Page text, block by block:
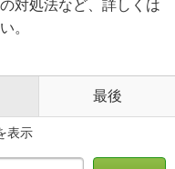
対処法など、詳しくは
。
最後
表示